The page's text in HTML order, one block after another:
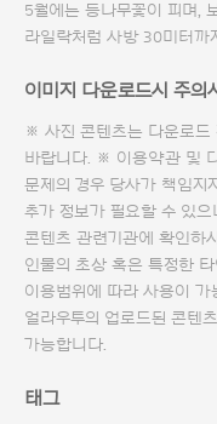
5월에는 등나무꽃이 피며,
라일락처럼 사방 30미터까
이미지 다운로드시 주의
※ 사진 콘텐츠는 다운로드
바랍니다. ※ 이용약관 및
문제의 경우 당사가 책임지
추가 정보가 필요할 수 있
콘텐츠 관련기관에 확인하
인물의 초상 혹은 특정한
이용범위에 따라 사용이
얼라우투의 업로드된 콘텐
가능합니다.
태그